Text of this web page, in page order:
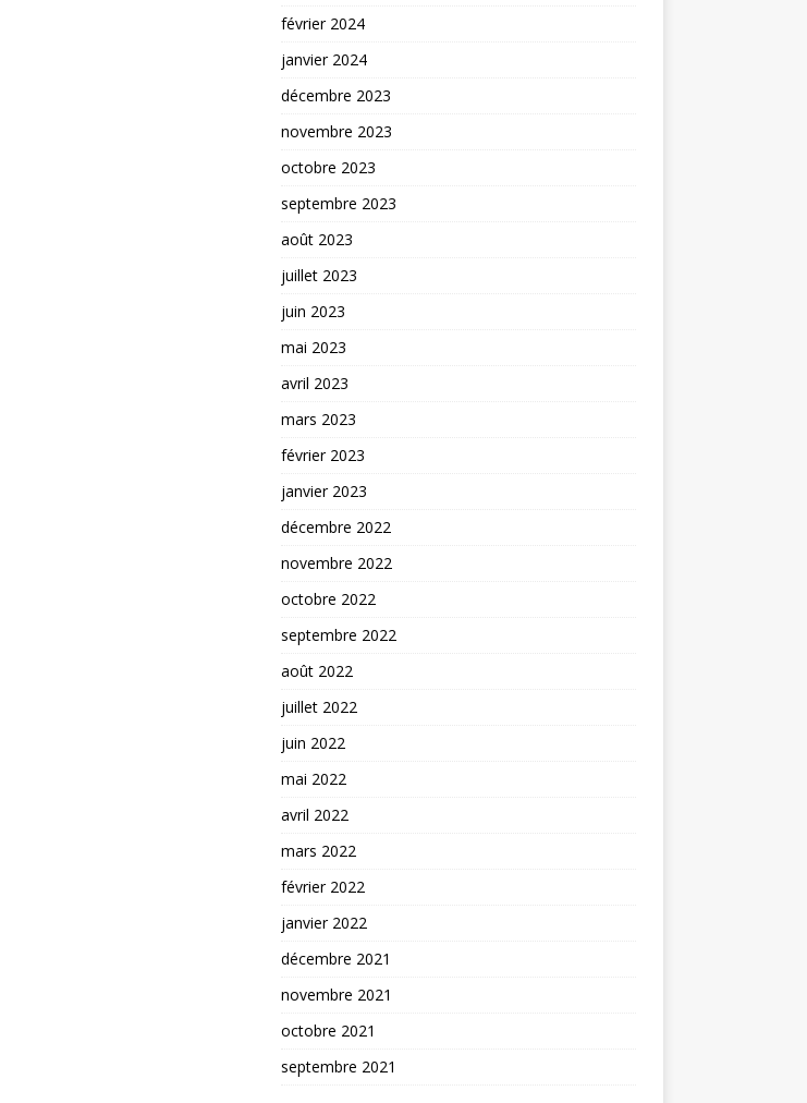
février 2024
janvier 2024
décembre 2023
novembre 2023
octobre 2023
septembre 2023
août 2023
juillet 2023
juin 2023
mai 2023
avril 2023
mars 2023
février 2023
janvier 2023
décembre 2022
novembre 2022
octobre 2022
septembre 2022
août 2022
juillet 2022
juin 2022
mai 2022
avril 2022
mars 2022
février 2022
janvier 2022
décembre 2021
novembre 2021
octobre 2021
septembre 2021